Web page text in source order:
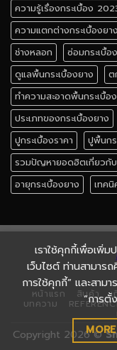
ความรู้เรื่องกระเบื้อง
ความแตกต่างกระเบื้องยาง
ช่างหลอก
ซ่อมกระเบื้อ
ดูแลพื้นกระเบื้องยาง
ต
ทำความสะอาดพื้นกระเบื้อ
ประเภทของกระเบื้องยาง
ปูกระเบื้องราคา
ปูพื้นกร
รวมปัญหายอดฮิตเกี่ยวกับ
อายุกระเบื้องยาง
เทคนิ
หน้าแรก สินค้า
บทความ
Copyright 2026 ©
เราใช้คุกกี้เพื่อเพิ่
เว็บไซต์ ท่านสามาร
การใช้คุกกี้” และสาม
“การตั้